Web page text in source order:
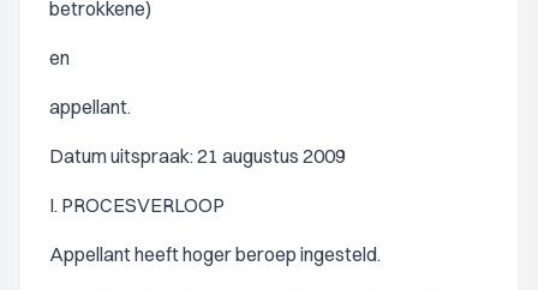
betrokkene)
en
appellant.
Datum uitspraak: 21 augustus 2009
I. PROCESVERLOOP
Appellant heeft hoger beroep ingesteld.